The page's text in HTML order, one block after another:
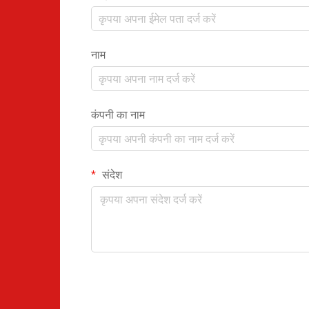
नाम
कंपनी का नाम
संदेश